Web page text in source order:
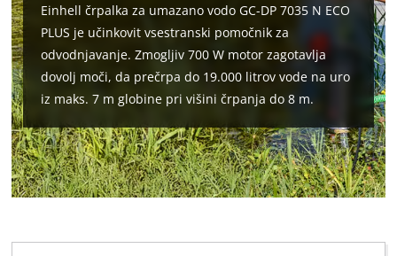
Einhell črpalka za umazano vodo GC-DP 7035 N ECO
PLUS je učinkovit vsestranski pomočnik za
odvodnjavanje. Zmogljiv 700 W motor zagotavlja
dovolj moči, da prečrpa do 19.000 litrov vode na uro
iz maks. 7 m globine pri višini črpanja do 8 m.